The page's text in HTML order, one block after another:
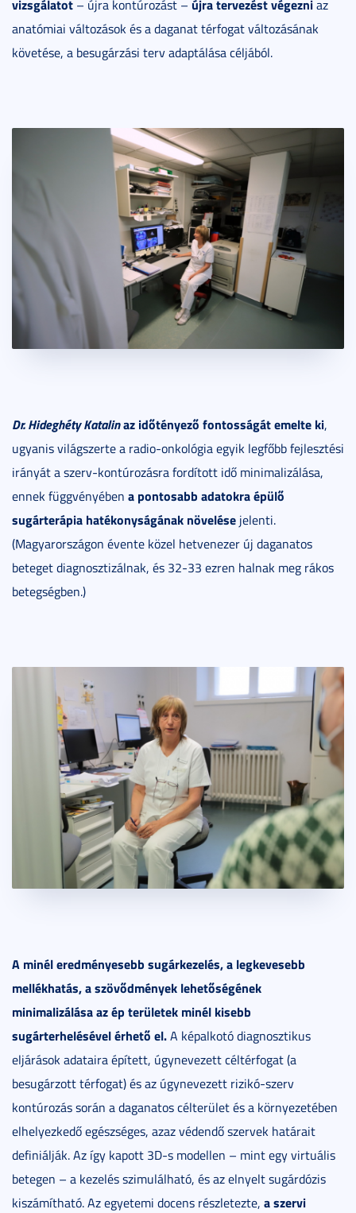
vizsgálatot – újra kontúrozást – újra tervezést végezniaz
anatómiai változások és a daganat térfogat változásának
követése, a besugárzási terv adaptálása céljából.
Dr. Hideghéty Katalinaz időtényező fontosságát emelte ki,
ugyanis világszerte a radio-onkológia egyik legfőbb fejlesztési
irányát a szerv-kontúrozásra fordított idő minimalizálása,
ennek függvényében a pontosabb adatokra épülő
sugárterápia hatékonyságának növelése jelenti.
(Magyarországon évente közel hetvenezer új daganatos
beteget diagnosztizálnak, és 32-33 ezren halnak meg rákos
betegségben.)
A minél eredményesebb sugárkezelés, a legkevesebb
mellékhatás, a szövődmények lehetőségének
minimalizálása az ép területek minél kisebb
sugárterhelésével érhető el.A képalkotó diagnosztikus
eljárások adataira épített, úgynevezett céltérfogat (a
besugárzott térfogat) és az úgynevezett rizikó-szerv
kontúrozás során a daganatos célterület és a környezetében
elhelyezkedő egészséges, azaz védendő szervek határait
definiálják. Az így kapott 3D-s modellen – mint egy virtuális
betegen – a kezelés szimulálható, és az elnyelt sugárdózis
kiszámítható. Az egyetemi docens részletezte, a szervi